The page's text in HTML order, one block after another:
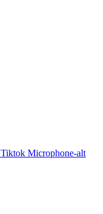
Tiktok Microphone-alt